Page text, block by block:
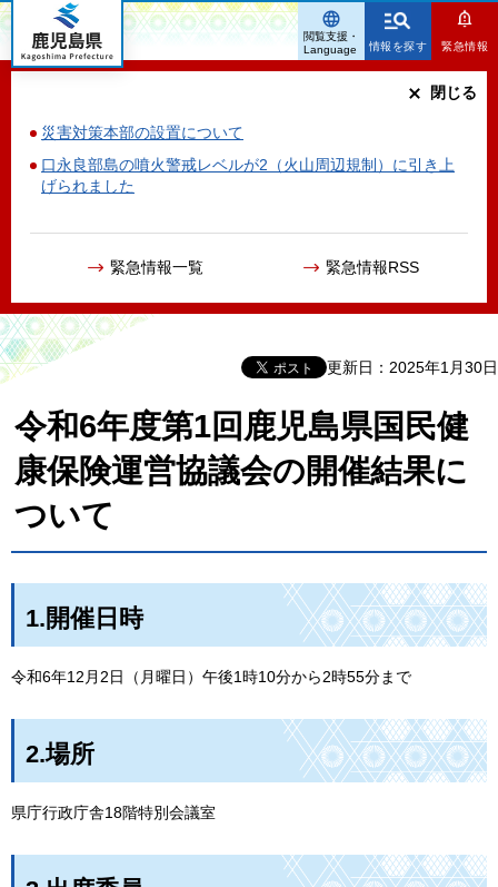
鹿児島県
情報を探す 緊急情報
災害対策本部の設置について
口永良部島の噴火警戒レベルが2（火山周辺規制）に引き上
げられました
緊急情報一覧 緊急情報RSS
閉じる
閲覧支援・
Language
更新日：2025年1月30日
令和6年度第1回鹿児島県国民健
康保険運営協議会の開催結果に
ついて
1.開催日時
令和6年12月2日（月曜日）午後1時10分から2時55分まで
2.場所
県庁行政庁舎18階特別会議室